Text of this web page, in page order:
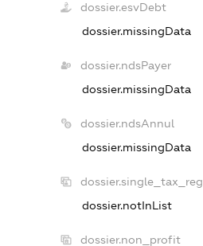
dossier.esvDebt
dossier.missingData
dossier.ndsPayer
dossier.missingData
dossier.ndsAnnul
dossier.missingData
dossier.single_tax_reg
dossier.notInList
dossier.non_profit